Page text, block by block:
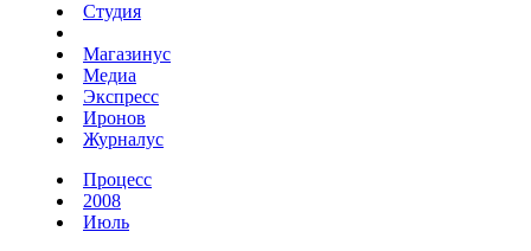
Студия
Магазинус
Медиа
Экспресс
Иронов
Журналус
Процесс
2008
Июль